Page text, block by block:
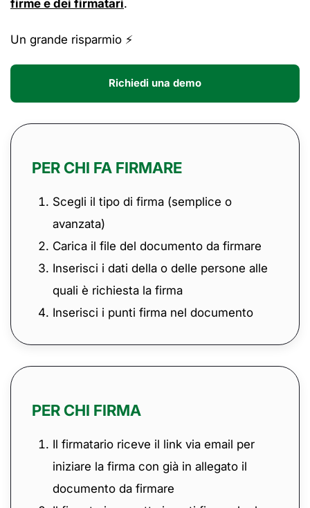
firme e dei firmatari.
Un grande risparmio ⚡️
Richiedi una demo
PER CHI FA FIRMARE
Scegli il tipo di firma (semplice o
avanzata)
Carica il file del documento da firmare
Inserisci i dati della o delle persone alle
quali è richiesta la firma
Inserisci i punti firma nel documento
PER CHI FIRMA
Il firmatario riceve il link via email per
iniziare la firma con già in allegato il
documento da firmare